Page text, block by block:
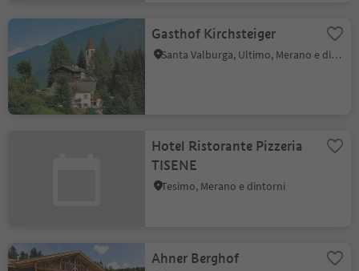
Gasthof Kirchsteiger
Santa Valburga, Ultimo, Merano e dintorni
Hotel Ristorante Pizzeria
TISENE
Tesimo, Merano e dintorni
Ahner Berghof